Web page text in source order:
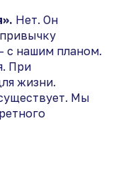
Нет. Он
с нашим планом.
При
жизни.
Мы